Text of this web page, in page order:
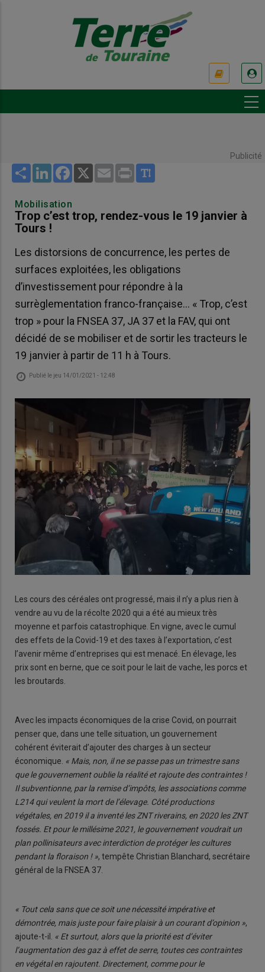
Publicité
Share LinkedInFacebook
X Email Print
Mobilisation
Trop c’est trop, rendez-vous le 19 janvier à
Tours !
Les distorsions de concurrence, les pertes de
surfaces exploitées, les obligations
d’investissement pour répondre à la
surrèglementation franco-française… « Trop, c’est
trop » pour la FNSEA 37, JA 37 et la FAV, qui ont
décidé de se mobiliser et de sortir les tracteurs le
19 janvier à partir de 11 h à Tours.
Publié le jeu 14/01/2021 - 12:48
Les cours des céréales ont progressé, mais il n’y a plus rien à
vendre au vu de la récolte 2020 qui a été au mieux très
moyenne et parfois catastrophique. En vigne, avec le cumul
des effets de la Covid-19 et des taxes à l’exportation, c’est
l’avenir même d’entreprises qui est menacé. En élevage, les
prix sont en berne, que ce soit pour le lait de vache, les porcs et
les broutards.
Avec les impacts économiques de la crise Covid, on pourrait
penser que, dans une telle situation, un gouvernement
cohérent éviterait d’ajouter des charges à un secteur
économique. « Mais, non, il ne se passe pas un trimestre sans
que le gouvernement oublie la réalité et rajoute des contraintes !
Il subventionne, par la remise d’impôts, les associations comme
L214 qui veulent la mort de l’élevage. Côté productions
végétales, en 2019 il a inventé les ZNT riverains, en 2020 les ZNT
fossés. Et pour le millésime 2021, le gouvernement voudrait un
plan pollinisateurs avec interdiction de protéger les cultures
pendant la floraison ! », tempête Christian Blanchard, secrétaire
général de la FNSEA 37.
« Tout cela sans que ce soit une nécessité impérative et
démontrée, mais juste pour faire plaisir à un courant d’opinion »,
ajoute-t-il. « Et surtout, alors que la priorité est d’éviter
l’augmentation des gaz à effet de serre, toutes ces contraintes
en végétal en rajoutent. Directement, comme pour le